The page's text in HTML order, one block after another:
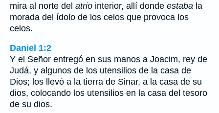
mira al norte del atrio interior, allí donde estaba la
morada del ídolo de los celos que provoca los
celos.
Daniel 1:2
Y el Señor entregó en sus manos a Joacim, rey de
Judá, y algunos de los utensilios de la casa de
Dios; los llevó a la tierra de Sinar, a la casa de su
dios, colocando los utensilios en la casa del tesoro
de su dios.